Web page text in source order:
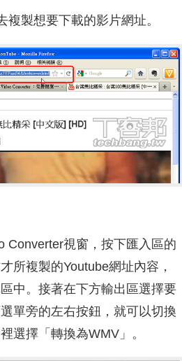
複製想要下載的影片網址。
Converter視窗，按下匯入區的
所複製的Youtube網址內容，
中。接著在下方輸出區選擇要
單旁的左右按鈕，就可以切換
選擇「轉換為WMV」。